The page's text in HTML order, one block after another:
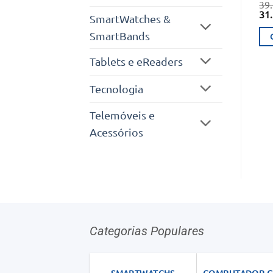
SmartWatches &
SmartBands
Tablets e eReaders
Tecnologia
Telemóveis e
Acessórios
O
Categorias Populares